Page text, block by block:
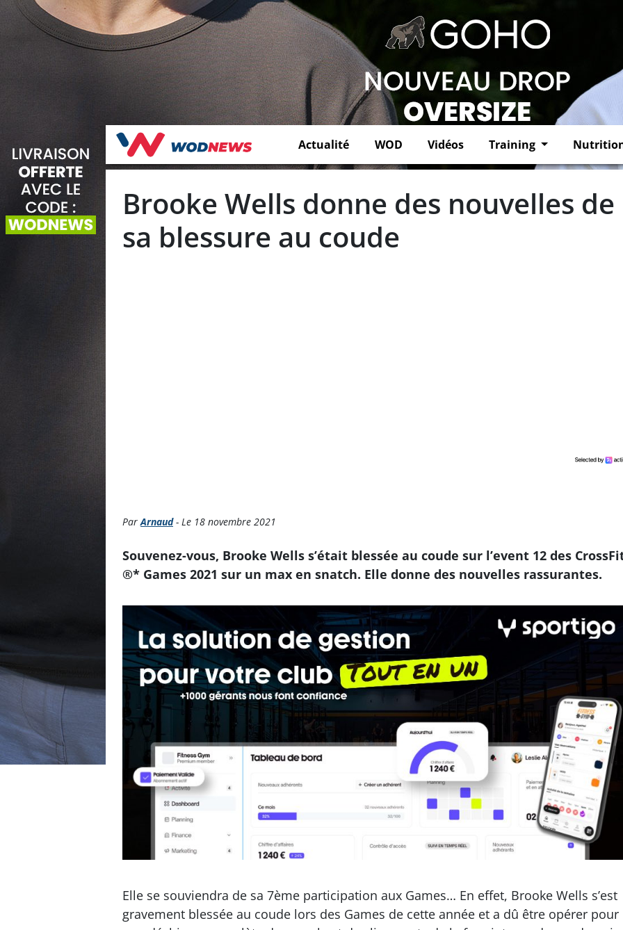
Actualité WOD Vidéos Training
Brooke Wells donne des nouvelles de
sa blessure au coude
ParArnaud- Le 18 novembre 2021
Souvenez-vous, Brooke Wells s’était blessée au coude sur l’event 12 des
®* Games 2021 sur un max en snatch. Elle donne des nouvelles rassurantes.
Elle se souviendra de sa 7ème participation aux Games… En effet, Brooke Wells s’est
gravement blessée au coude lors des Games de cette année et a dû être opérer pour